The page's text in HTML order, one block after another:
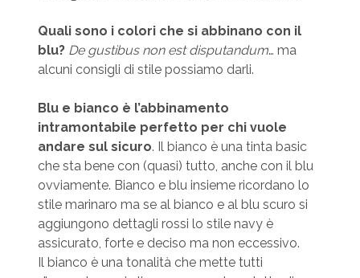
Quali sono i colori che si abbinano con il
blu? De gustibus non est disputandum… ma
alcuni consigli di stile possiamo darli.
Blu e bianco è l’abbinamento
intramontabile perfetto per chi vuole
andare sul sicuro. Il bianco è una tinta basic
che sta bene con (quasi) tutto, anche con il blu
ovviamente. Bianco e blu insieme ricordano lo
stile marinaro ma se al bianco e al blu scuro si
aggiungono dettagli rossi lo stile navy è
assicurato, forte e deciso ma non eccessivo.
Il bianco è una tonalità che mette tutti